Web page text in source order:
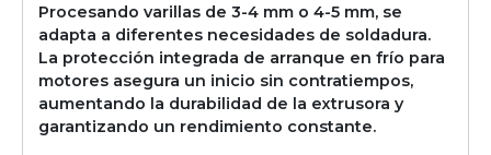
Procesando varillas de 3-4 mm o 4-5 mm, se
adapta a diferentes necesidades de soldadura.
La protección integrada de arranque en frío para
motores asegura un inicio sin contratiempos,
aumentando la durabilidad de la extrusora y
garantizando un rendimiento constante.